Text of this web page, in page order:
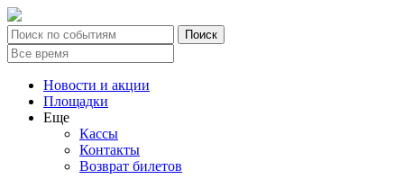
Новости и акции
Площадки
Еще
Кассы
Контакты
Возврат билетов